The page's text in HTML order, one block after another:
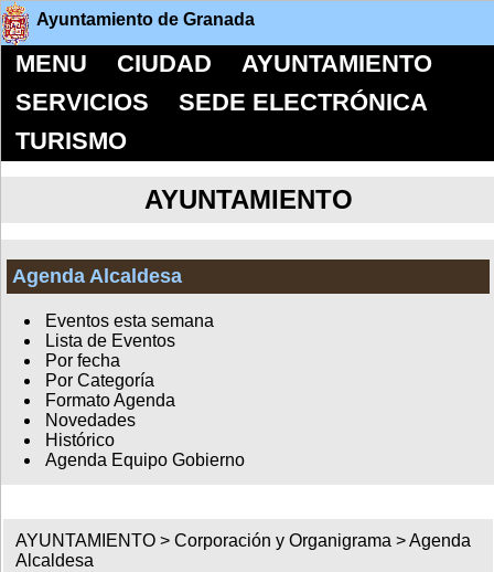
Ayuntamiento de Granada
MENU CIUDAD
AYUNTAMIENTO
SERVICIOS
SEDE ELECTRÓNICA
TURISMO
AYUNTAMIENTO
Agenda Alcaldesa
Eventos esta semana
Lista de Eventos
Por fecha
Por Categoría
Formato Agenda
Novedades
Histórico
Agenda Equipo Gobierno
AYUNTAMIENTO >Corporación y Organigrama >Agenda
Alcaldesa